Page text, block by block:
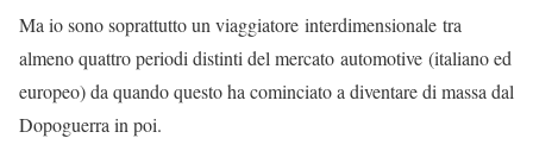
Ma io sono soprattutto un viaggiatore interdimensionale tra
almeno quattro periodi distinti del mercato automotive (italiano ed
europeo) da quando questo ha cominciato a diventare di massa dal
Dopoguerra in poi.